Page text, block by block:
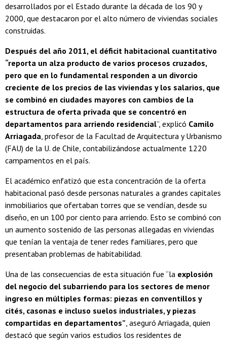
desarrollados por el Estado durante la década de los 90 y
2000, que destacaron por el alto número de viviendas sociales
construidas.
Después del año 2011, el déficit habitacional cuantitativo
“reporta un alza producto de varios procesos cruzados,
pero que en lo fundamental responden a un divorcio
creciente de los precios de las viviendas y los salarios, que
se combinó en ciudades mayores con cambios de la
estructura de oferta privada que se concentró en
departamentos para arriendo residencial”, explicó Camilo
Arriagada , profesor de la Facultad de Arquitectura y Urbanismo
(FAU) de la U. de Chile, contabilizándose actualmente 1220
campamentos en el país.
El académico enfatizó que esta concentración de la oferta
habitacional pasó desde personas naturales a grandes capitales
inmobiliarios que ofertaban torres que se vendían, desde su
diseño, en un 100 por ciento para arriendo. Esto se combinó con
un aumento sostenido de las personas allegadas en viviendas
que tenían la ventaja de tener redes familiares, pero que
presentaban problemas de habitabilidad.
Una de las consecuencias de esta situación fue “la explosión
del negocio del subarriendo para los sectores de menor
ingreso en múltiples formas: piezas en conventillos y
cités, casonas e incluso suelos industriales, y piezas
compartidas en departamentos” , aseguró Arriagada, quien
destacó que según varios estudios los residentes de